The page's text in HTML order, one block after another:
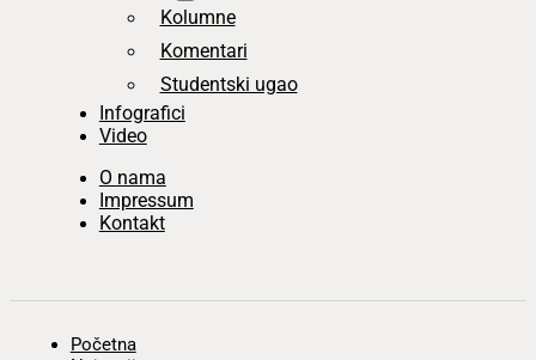
Kolumne
Komentari
Studentski ugao
Infografici
Video
O nama
Impressum
Kontakt
Početna